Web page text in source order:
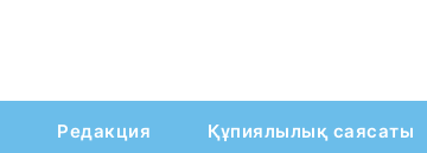
Редакция Құпиялылық саясаты